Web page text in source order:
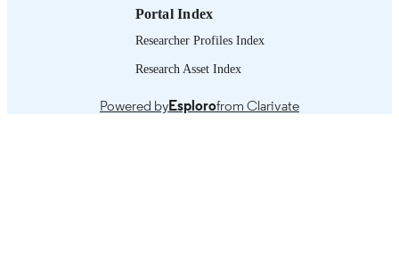
Portal Index
Researcher Profiles Index
Research Asset Index
Powered byEsplorofrom Clarivate